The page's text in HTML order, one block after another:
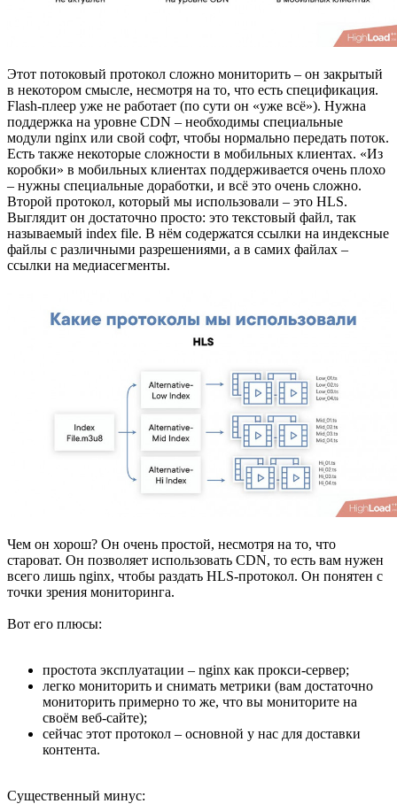
Этот потоковый протокол сложно мониторить – он закрытый
в некотором смысле, несмотря на то, что есть спецификация.
Flash-плеер уже не работает (по сути он «уже всё»). Нужна
поддержка на уровне CDN – необходимы специальные
модули nginx или свой софт, чтобы нормально передать поток.
Есть также некоторые сложности в мобильных клиентах. «Из
коробки» в мобильных клиентах поддерживается очень плохо
– нужны специальные доработки, и всё это очень сложно.
Второй протокол, который мы использовали – это HLS.
Выглядит он достаточно просто: это текстовый файл, так
называемый index file. В нём содержатся ссылки на индексные
файлы с различными разрешениями, а в самих файлах –
ссылки на медиасегменты.
Чем он хорош? Он очень простой, несмотря на то, что
староват. Он позволяет использовать CDN, то есть вам нужен
всего лишь nginx, чтобы раздать HLS-протокол. Он понятен с
точки зрения мониторинга.
Вот его плюсы:
простота эксплуатации – nginx как прокси-сервер;
легко мониторить и снимать метрики (вам достаточно
мониторить примерно то же, что вы мониторите на
своём веб-сайте);
сейчас этот протокол – основной у нас для доставки
контента.
Существенный минус: